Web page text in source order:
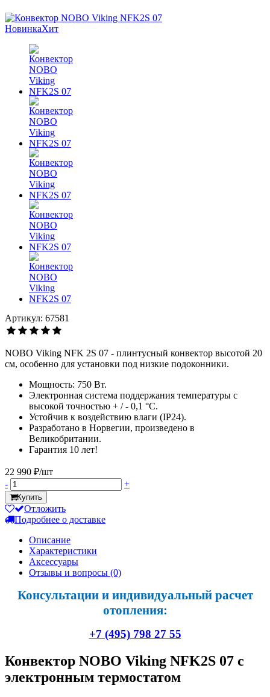
НовинкаХит
Артикул: 67581
NOBO Viking NFK 2S 07 - плинтусный конвектор высотой 20
см, особенно для установки под низкие подоконники.
Мощность: 750 Вт.
Электронная система поддержания температуры с
высокой точностью + / - 0,1 °C.
Устойчив к воздействию влаги (IP24).
Разработано в Норвегии, произведено в
Великобритании.
Гарантия 10 лет!
22 990 ₽/шт
-
+
Купить
Отложить
Подробнее о доставке
Описание
Характеристики
Аксессуары
Отзывы и вопросы (0)
Консультации и индивидуальный расчет
отопления:
+7 (495) 798 27 55
Конвектор NOBO Viking NFK2S 07 с
электронным термостатом